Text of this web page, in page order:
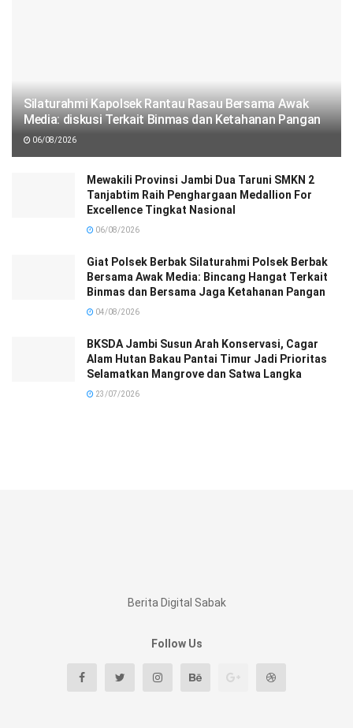
Silaturahmi Kapolsek Rantau Rasau Bersama Awak
Media: diskusi Terkait Binmas dan Ketahanan Pangan
06/08/2026
Mewakili Provinsi Jambi Dua Taruni SMKN 2
Tanjabtim Raih Penghargaan Medallion For
Excellence Tingkat Nasional
06/08/2026
Giat Polsek Berbak Silaturahmi Polsek Berbak
Bersama Awak Media: Bincang Hangat Terkait
Binmas dan Bersama Jaga Ketahanan Pangan
04/08/2026
BKSDA Jambi Susun Arah Konservasi, Cagar
Alam Hutan Bakau Pantai Timur Jadi Prioritas
Selamatkan Mangrove dan Satwa Langka
23/07/2026
Berita Digital Sabak
Follow Us